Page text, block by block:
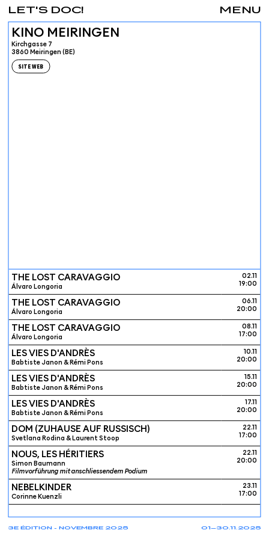
01—30.11.2025
3E ÉDITION - NOVEMBRE 2025
MENU
LET'S DOC!
KINO MEIRINGEN
Kirchgasse 7
3860 Meiringen (BE)
SITE WEB
THE LOST CARAVAGGIO
Álvaro Longoria
02.11
19:00
THE LOST CARAVAGGIO
Álvaro Longoria
06.11
20:00
THE LOST CARAVAGGIO
Álvaro Longoria
08.11
17:00
LES VIES D'ANDRÈS
Babtiste Janon & Rémi Pons
10.11
20:00
LES VIES D'ANDRÈS
Babtiste Janon & Rémi Pons
15.11
20:00
LES VIES D'ANDRÈS
Babtiste Janon & Rémi Pons
17.11
20:00
DOM (ZUHAUSE AUF RUSSISCH)
Svetlana Rodina & Laurent Stoop
22.11
17:00
NOUS, LES HÉRITIERS
Simon Baumann
Filmvorführung mit anschliessendem Podium
22.11
20:00
NEBELKINDER
Corinne Kuenzli
23.11
17:00